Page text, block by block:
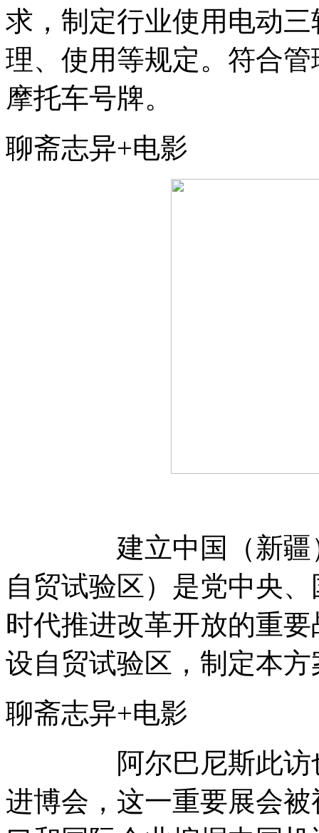
求，制定行业使用电动
理、使用等规定。符合
摩托车号牌。
聊斋志异+电影
建立中国（新疆）
自贸试验区）是党中央
时代推进改革开放的重
设自贸试验区，制定本方
聊斋志异+电影
阿尔巴尼斯此访也
进博会，这一重要展会